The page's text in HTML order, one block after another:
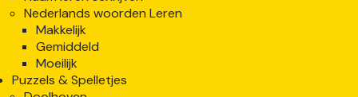
Nederlands woorden Leren
Makkelijk
Gemiddeld
Moeilijk
Puzzels & Spelletjes